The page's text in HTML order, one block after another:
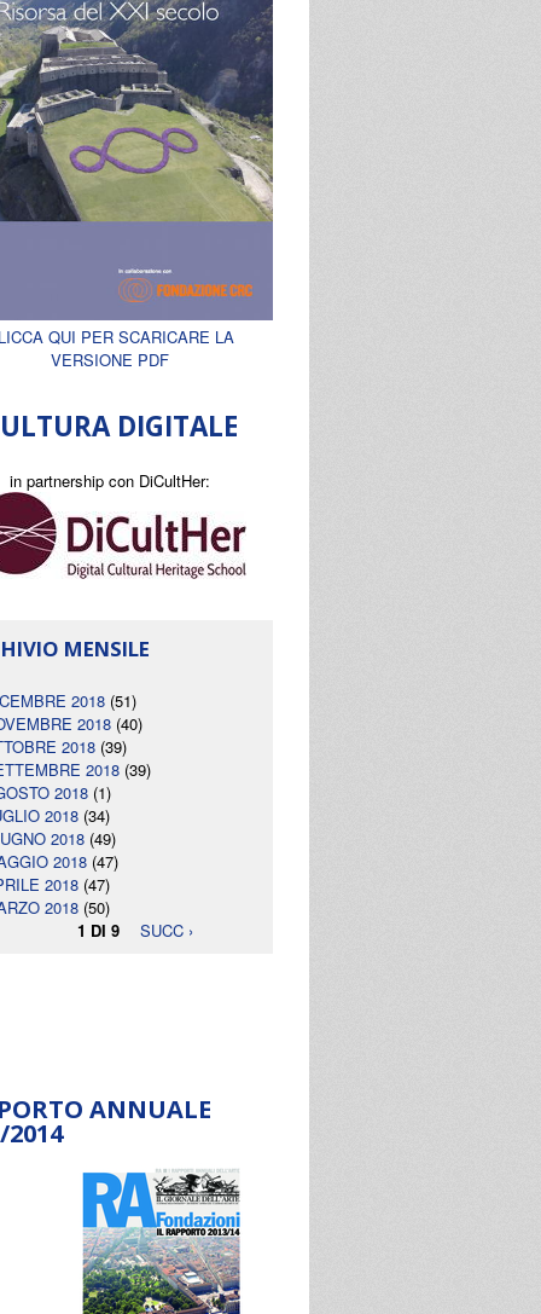
QUI PER SCARICARE LA
VERSIONE PDF
DIGITALE
in partnership con DiCultHer:
MENSILE
2018 (51)
2018 (40)
2018 (39)
2018 (39)
2018 (1)
2018 (34)
2018 (49)
2018 (47)
2018 (47)
2018 (50)
1 DI 9
SUCC ›
ANNUALE
2014